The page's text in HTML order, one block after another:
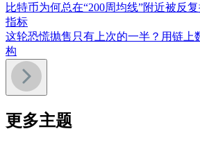
比特币为何总在“200周均线”附近被反
指标
这轮恐慌抛售只有上次的一半？用链上
构
更多主题